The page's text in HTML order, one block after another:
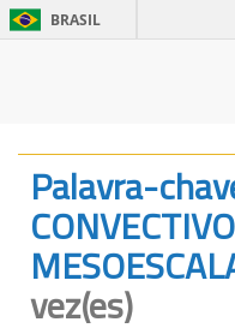
BRASIL
Palavra-
vez(es)